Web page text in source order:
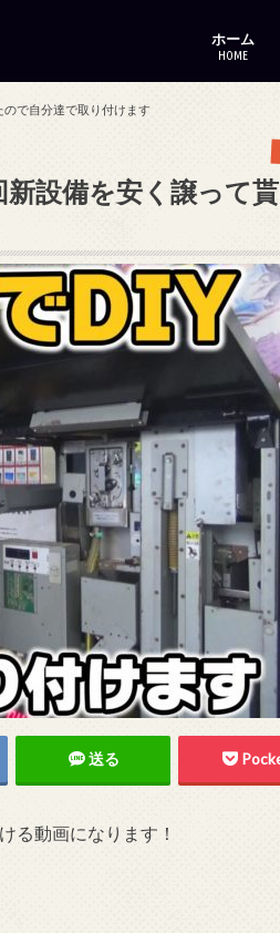
ホーム
HOME
ので自分達で取り付けます
設備を安く譲って
送る
る動画になります！